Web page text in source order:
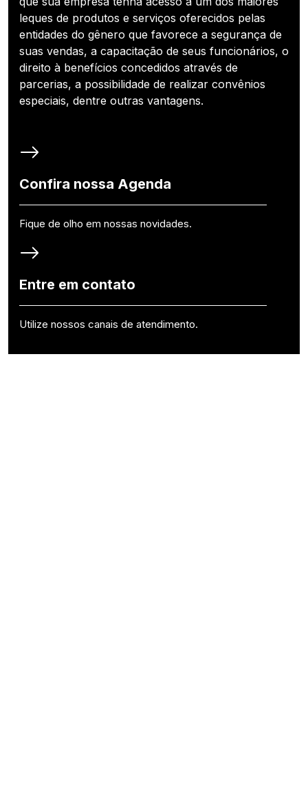
leques de produtos e serviços oferecidos pelas
entidades do gênero que favorece a segurança de
suas vendas, a capacitação de seus funcionários, o
direito à benefícios concedidos através de
parcerias, a possibilidade de realizar convênios
especiais, dentre outras vantagens.
Confira nossa Agenda
Fique de olho em nossas novidades.
Entre em contato
Utilize nossos canais de atendimento.